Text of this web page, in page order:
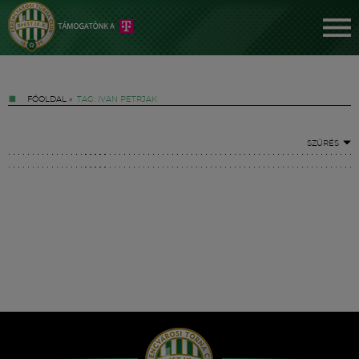
FŐOLDAL » TAG: IVAN PETRJAK
SZŰRÉS
Hírek